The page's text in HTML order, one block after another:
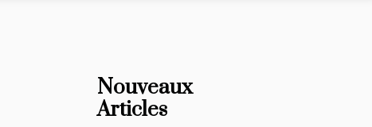
Nouveaux
Articles